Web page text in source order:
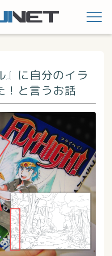
』に自分のイラ
！と言うお話